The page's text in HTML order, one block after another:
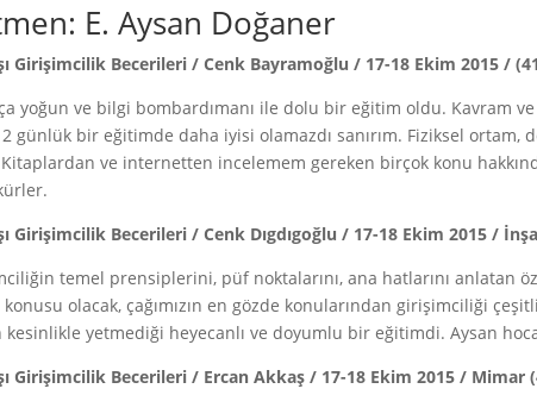
E. Aysan Doğaner
Girişimcilik Becerileri / Cenk Bayramoğlu / 17-18 Ekim 2015 /
yoğun ve bilgi bombardımanı ile dolu bir eğitim oldu. Kavram
günlük bir eğitimde daha iyisi olamazdı sanırım. Fiziksel
ve internetten incelemem gereken birçok konu
Girişimcilik Becerileri / Cenk Dıgdıgoğlu / 17-18 Ekim 2015 /
temel prensiplerini, püf noktalarını, ana hatlarını anlatan
olacak, çağımızın en gözde konularından girişimciliği
yetmediği heyecanlı ve doyumlu bir eğitimdi. Aysan
Girişimcilik Becerileri / Ercan Akkaş / 17-18 Ekim 2015 / Mimar